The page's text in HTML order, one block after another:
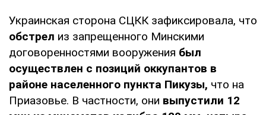
Украинская сторона СЦКК зафиксировала, что
обстрел из запрещенного Минскими
договоренностями вооружения был
осуществлен с позиций оккупантов в
районе населенного пункта Пикузы, что на
Приазовье. В частности, они выпустили 12